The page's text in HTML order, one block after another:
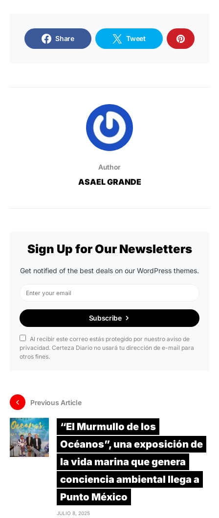
Share Tweet
Author
ASAEL GRANDE
Sign Up for Our Newsletters
Get notified of the best deals on our WordPress themes.
Subscribe
Al recibir este correo estás protegido por nuestro aviso de
privacidad. Certeza Diario no usará tu dirección de e-mail para
otros fines.
Previous Article
“El Murmullo de los
Océanos”, una exposición de
la vida marina que genera
conciencia ambiental llega a
Punto México
JULIO 8, 2025